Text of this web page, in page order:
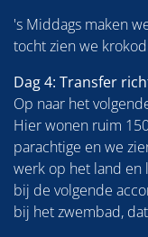
's Middags maken
tocht zien we
Dag 4: Transfer
Op naar het
Hier wonen ruim
parachtige en we
werk op het land en
bij de volgende
bij het zwembad,